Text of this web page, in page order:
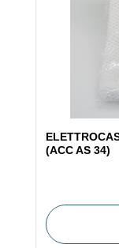
(ACC AS 34)